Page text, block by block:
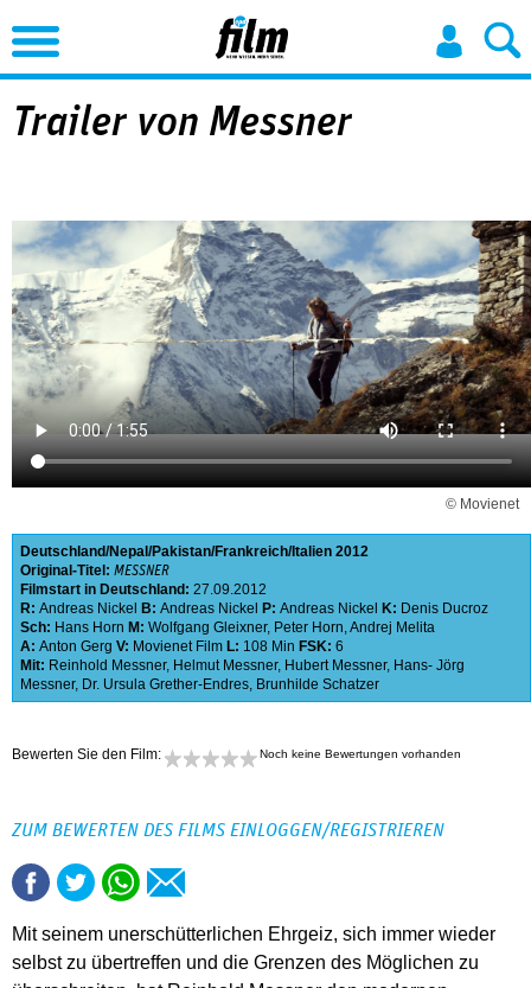
Jump to Navigation
Trailer von Messner
© Movienet
Deutschland Nepal Pakistan Frankreich Italien 2012
Original-Titel: MESSNER
Filmstart in Deutschland: 27.09.2012
R: Andreas Nickel B: Andreas Nickel P: Andreas Nickel K: Denis Ducroz
Sch: Hans Horn M: Wolfgang Gleixner, Peter Horn,Andrej Melita
A: Anton Gerg V: Movienet Film L: 108 Min FSK: 6
Mit: Reinhold Messner, Helmut Messner, Hubert Messner, Hans- Jörg
Messner, Dr. Ursula Grether-Endres, Brunhilde Schatzer
Bewerten Sie den Film: Noch keine Bewertungen vorhanden
ZUM BEWERTEN DES FILMS EINLOGGEN/REGISTRIEREN
Mit seinem unerschütterlichen Ehrgeiz, sich immer wieder
selbst zu übertreffen und die Grenzen des Möglichen zu